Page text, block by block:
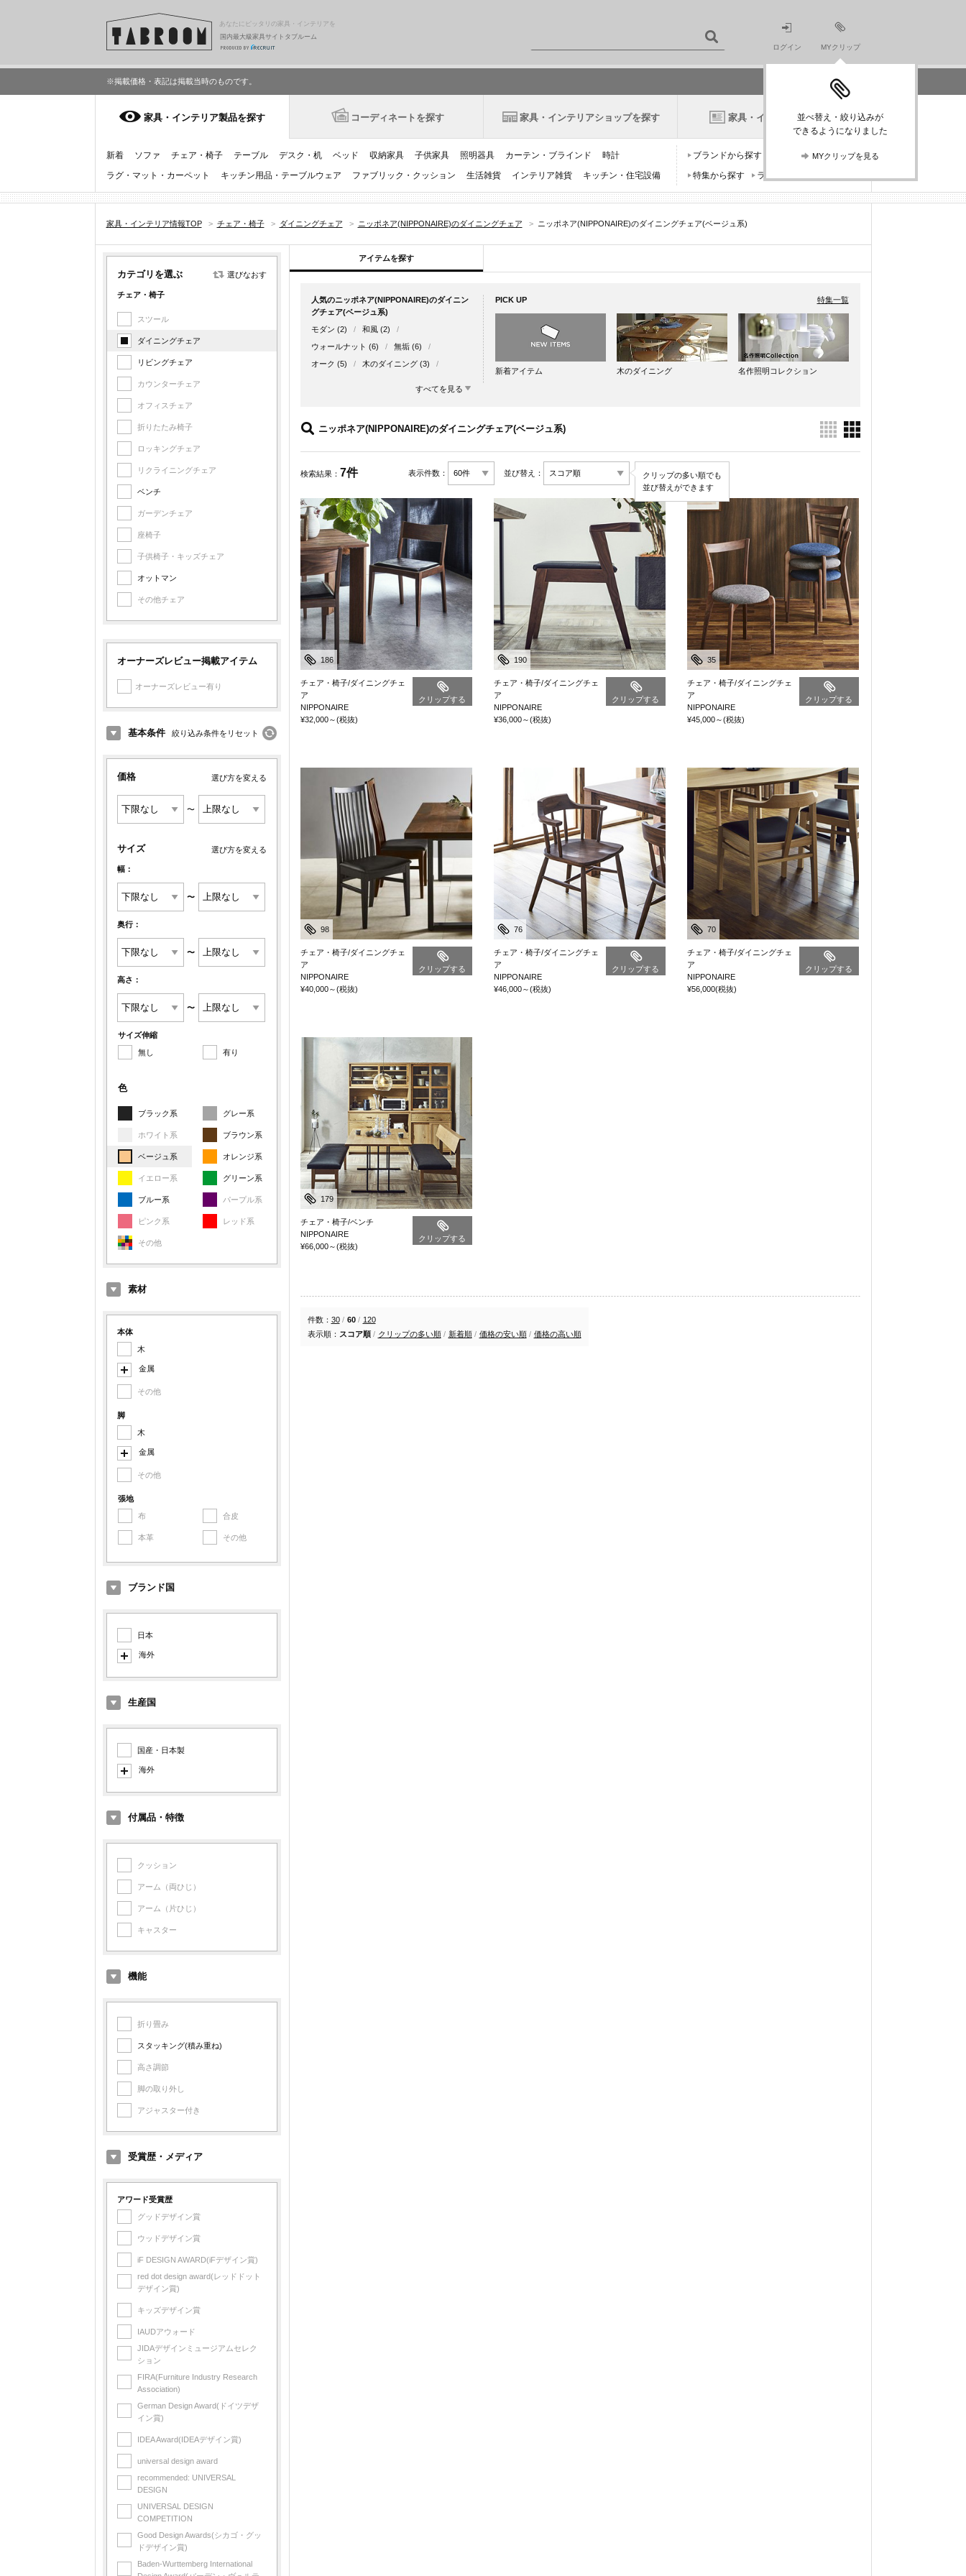
あなたにピッタリの家具・インテリアを
国内最大級家具サイトタブルーム
ログイン MYクリップ
並べ替え・絞り込みが
できるようになりました
MYクリップを見る
※掲載価格・表記は掲載当時のものです。
家具・インテリア製品を探す コーディネートを探す 家具・インテリアショップを探す 家具・インテリアニュース
新着 ソファ チェア・椅子 テーブル デスク・机 ベッド 収納家具 子供家具 照明器具 カーテン・ブラインド
時計
ラグ・マット・カーペット
キッチン用品・テーブルウェア ファブリック・クッション 生活雑貨 インテリア雑貨 キッチン・住宅設備
ブランドから探す
デザイナーから探す
特集から探す
ランキングから探す
家具・インテリア情報TOP > チェア・椅子 > ダイニングチェア > ニッポネア(NIPPONAIRE)のダイニングチェア > ニッポネア(NIPPONAIRE)のダイニングチェア(ベージュ系)
カテゴリを選ぶ 選びなおす
チェア・椅子
スツール
ダイニングチェア
リビングチェア
カウンターチェア
オフィスチェア
折りたたみ椅子
ロッキングチェア
リクライニングチェア
ベンチ
ガーデンチェア
座椅子
子供椅子・キッズチェア
オットマン
その他チェア
オーナーズレビュー掲載アイテム
オーナーズレビュー有り
絞り込み条件をリセット
基本条件
価格 選び方を変える
〜
サイズ 選び方を変える
幅：
〜
奥行：
〜
高さ：
〜
サイズ伸縮
無し
有り
色
ブラック系 グレー系
ホワイト系 ブラウン系
ベージュ系 オレンジ系
イエロー系 グリーン系
ブルー系 パープル系
ピンク系 レッド系
その他
素材
本体
木
金属
スチール
その他金属
その他
脚
木
金属
スチール
その他
張地
布
合皮
本革 その他
ブランド国
日本
海外
イタリア
ドイツ
スペイン
スウェーデン
シンガポール
台湾
生産国
国産・日本製
海外
イタリア製
デンマーク製
中国製
付属品・特徴
クッション
アーム（両ひじ）
アーム（片ひじ）
キャスター
機能
折り畳み
スタッキング(積み重ね)
高さ調節
脚の取り外し
アジャスター付き
受賞歴・メディア
アワード受賞歴
グッドデザイン賞
ウッドデザイン賞
iF DESIGN AWARD(iFデザイン賞)
red dot design award(レッドドット
デザイン賞)
キッズデザイン賞
IAUDアウォード
JIDAデザインミュージアムセレク
ション
FIRA(Furniture Industry Research
Association)
German Design Award(ドイツデザ
イン賞)
IDEA Award(IDEAデザイン賞)
universal design award
recommended: UNIVERSAL
DESIGN
UNIVERSAL DESIGN
COMPETITION
Good Design Awards(シカゴ・グッ
ドデザイン賞)
Baden-Wurttemberg International
アイテムを探す
人気のニッポネア(NIPPONAIRE)のダイニン
グチェア(ベージュ系)
モダン (2) / 和風(2)
/
ウォールナット (6) / 無垢(6)
/
オーク (5) / 木のダイニング(3)
/
すべてを見る
PICK UP 特集一覧
新着アイテム 木のダイニング 名作照明コレクション
ニッポネア(NIPPONAIRE)のダイニングチェア(ベージュ系)
検索結果： 7件 表示件数： 並び替え：
クリップの多い順でも
並び替えができます
チェア・椅子/ダイニングチェ
ア
NIPPONAIRE
¥32,000～(税抜)
クリップする
186
チェア・椅子/ダイニングチェ
ア
NIPPONAIRE
¥36,000～(税抜)
クリップする
190
チェア・椅子/ダイニングチェ
ア
NIPPONAIRE
¥45,000～(税抜)
クリップする
35
チェア・椅子/ダイニングチェ
ア
NIPPONAIRE
¥40,000～(税抜)
クリップする
98
チェア・椅子/ダイニングチェ
ア
NIPPONAIRE
¥46,000～(税抜)
クリップする
76
チェア・椅子/ダイニングチェ
ア
NIPPONAIRE
¥56,000(税抜)
クリップする
70
チェア・椅子/ベンチ
NIPPONAIRE
¥66,000～(税抜)
クリップする
179
件数： 30 / 60 / 120
表示順： スコア順 / クリップの多い順 / 新着順 / 価格の安い順 / 価格の高い順